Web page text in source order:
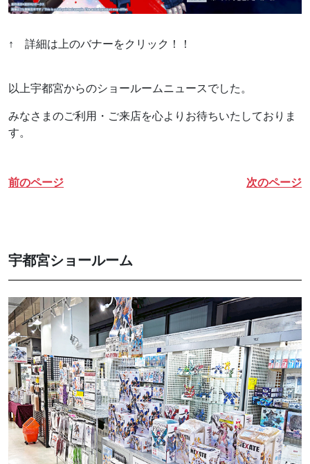
↑ 詳細は上のバナーをクリック！！
以上宇都宮からのショールームニュースでした。
みなさまのご利用・ご来店を心よりお待ちいたしておりま
す。
前のページ 次のページ
宇都宮ショールーム